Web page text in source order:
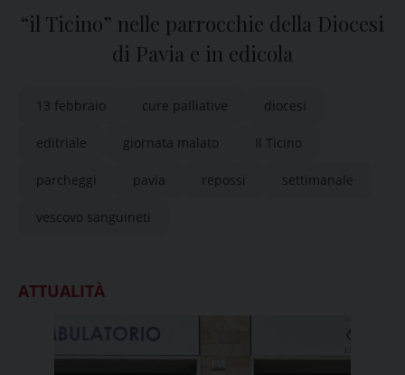
“il Ticino” nelle parrocchie della Diocesi
di Pavia e in edicola
13 febbraio cure palliative diocesi
editriale giornata malato Il Ticino
parcheggi pavia repossi settimanale
vescovo sanguineti
ATTUALITÀ